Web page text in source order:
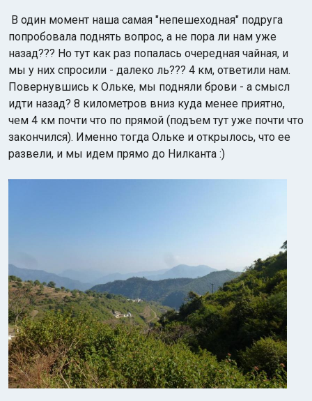
В один момент наша самая "непешеходная" подруга
попробовала поднять вопрос, а не пора ли нам уже
назад??? Но тут как раз попалась очередная чайная, и
мы у них спросили - далеко ль??? 4 км, ответили нам.
Повернувшись к Ольке, мы подняли брови - а смысл
идти назад? 8 километров вниз куда менее приятно,
чем 4 км почти что по прямой (подъем тут уже почти что
закончился). Именно тогда Ольке и открылось, что ее
развели, и мы идем прямо до Нилканта :)